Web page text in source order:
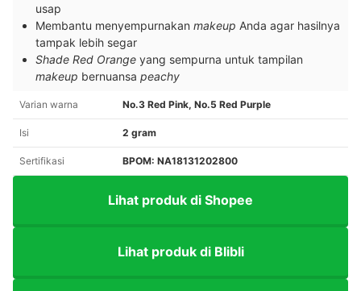
usap
Membantu menyempurnakan makeup Anda agar hasilnya
tampak lebih segar
Shade Red Orange yang sempurna untuk tampilan
makeup bernuansa peachy
Varian warna No.3 Red Pink, No.5 Red Purple
Isi 2 gram
Sertifikasi BPOM: NA18131202800
Lihat produk di Shopee
Lihat produk di Blibli